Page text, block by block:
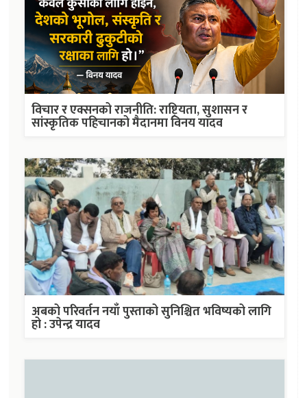
विचार र एक्सनको राजनीति: राष्ट्रियता, सुशासन र
सांस्कृतिक पहिचानको मैदानमा विनय यादव
अबको परिवर्तन नयाँ पुस्ताको सुनिश्चित भविष्यको लागि
हो : उपेन्द्र यादव